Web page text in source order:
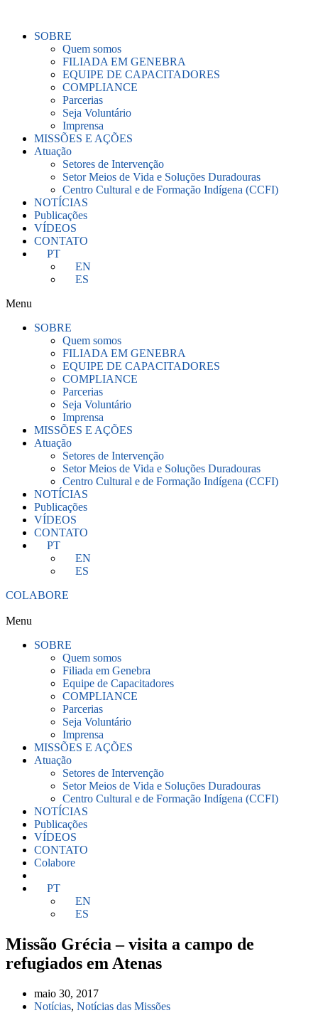
SOBRE
Quem somos
FILIADA EM GENEBRA
EQUIPE DE CAPACITADORES
COMPLIANCE
Parcerias
Seja Voluntário
Imprensa
MISSÕES E AÇÕES
Atuação
Setores de Intervenção
Setor Meios de Vida e Soluções Duradouras
Centro Cultural e de Formação Indígena (CCFI)
NOTÍCIAS
Publicações
VÍDEOS
CONTATO
PT
EN
ES
Menu
SOBRE
Quem somos
FILIADA EM GENEBRA
EQUIPE DE CAPACITADORES
COMPLIANCE
Parcerias
Seja Voluntário
Imprensa
MISSÕES E AÇÕES
Atuação
Setores de Intervenção
Setor Meios de Vida e Soluções Duradouras
Centro Cultural e de Formação Indígena (CCFI)
NOTÍCIAS
Publicações
VÍDEOS
CONTATO
PT
EN
ES
COLABORE
Menu
SOBRE
Quem somos
Filiada em Genebra
Equipe de Capacitadores
COMPLIANCE
Parcerias
Seja Voluntário
Imprensa
MISSÕES E AÇÕES
Atuação
Setores de Intervenção
Setor Meios de Vida e Soluções Duradouras
Centro Cultural e de Formação Indígena (CCFI)
NOTÍCIAS
Publicações
VÍDEOS
CONTATO
Colabore
PT
EN
ES
Missão Grécia – visita a campo de
refugiados em Atenas
maio 30, 2017
Notícias, Notícias das Missões